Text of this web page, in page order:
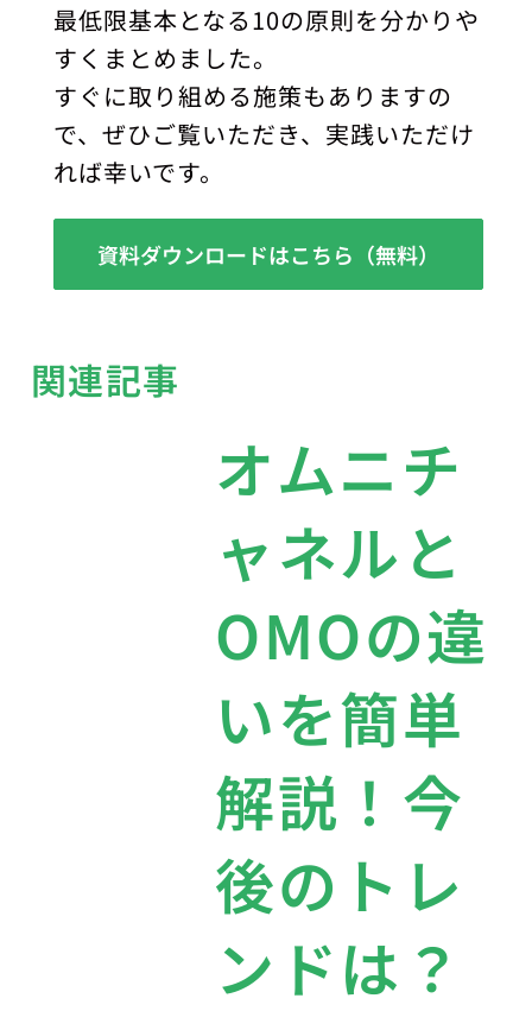
最低限基本となる10の原則を分かりや
すくまとめました。
すぐに取り組める施策もありますの
で、ぜひご覧いただき、実践いただけ
れば幸いです。
資料ダウンロードはこちら（無料）
関連記事
オムニチ
ャネルと
OMOの違
いを簡単
解説！今
後のトレ
ンドは？